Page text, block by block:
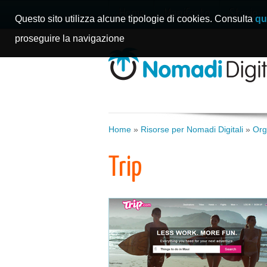
Home Manifesto Storie
Home » Risorse per Nomadi Digitali »
Trip
Questo sito utilizza alcune tipologie di cookies. Consulta
proseguire la navigazione